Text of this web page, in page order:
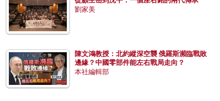
劉家美
陳文鴻教授：北約縱深空襲 俄羅斯瀕臨戰敗
邊緣？中國零部件能左右戰局走向？
本社編輯部